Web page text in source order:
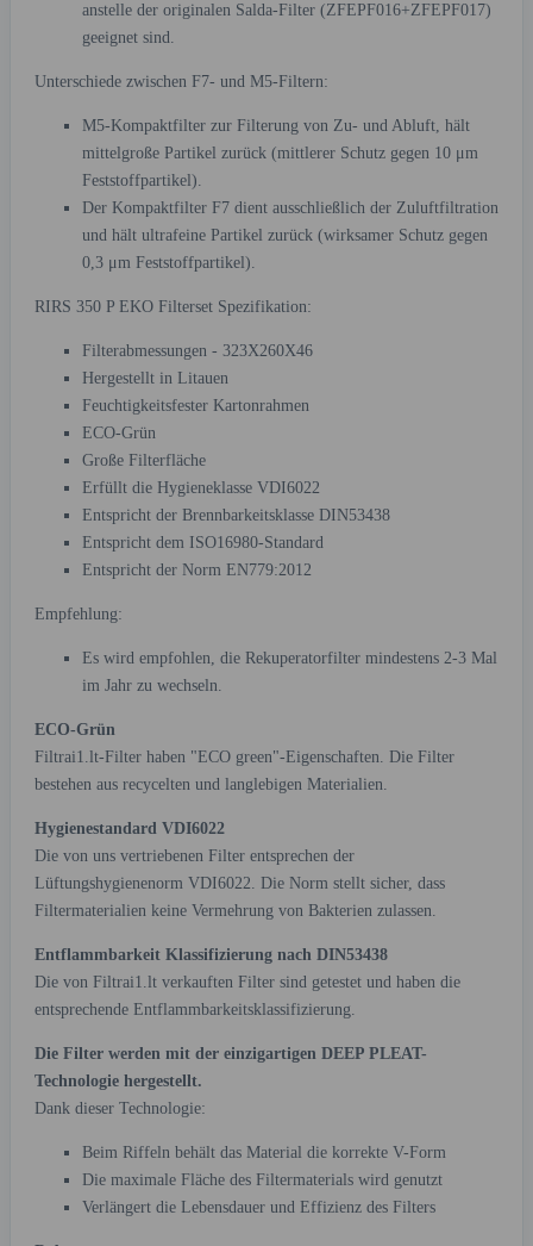
anstelle der originalen Salda-Filter (ZFEPF016+ZFEPF017)
geeignet sind.
Unterschiede zwischen F7- und M5-Filtern:
M5-Kompaktfilter zur Filterung von Zu- und Abluft, hält
mittelgroße Partikel zurück (mittlerer Schutz gegen 10 μm
Feststoffpartikel).
Der Kompaktfilter F7 dient ausschließlich der Zuluftfiltration
und hält ultrafeine Partikel zurück (wirksamer Schutz gegen
0,3 μm Feststoffpartikel).
RIRS 350 P EKO Filterset Spezifikation:
Filterabmessungen - 323X260X46
Hergestellt in Litauen
Feuchtigkeitsfester Kartonrahmen
ECO-Grün
Große Filterfläche
Erfüllt die Hygieneklasse VDI6022
Entspricht der Brennbarkeitsklasse DIN53438
Entspricht dem ISO16980-Standard
Entspricht der Norm EN779:2012
Empfehlung:
Es wird empfohlen, die Rekuperatorfilter mindestens 2-3 Mal
im Jahr zu wechseln.
ECO-Grün
Filtrai1.lt-Filter haben "ECO green"-Eigenschaften. Die Filter
bestehen aus recycelten und langlebigen Materialien.
Hygienestandard VDI6022
Die von uns vertriebenen Filter entsprechen der
Lüftungshygienenorm VDI6022. Die Norm stellt sicher, dass
Filtermaterialien keine Vermehrung von Bakterien zulassen.
Entflammbarkeit Klassifizierung nach DIN53438
Die von Filtrai1.lt verkauften Filter sind getestet und haben die
entsprechende Entflammbarkeitsklassifizierung.
Die Filter werden mit der einzigartigen DEEP PLEAT-
Technologie hergestellt.
Dank dieser Technologie:
Beim Riffeln behält das Material die korrekte V-Form
Die maximale Fläche des Filtermaterials wird genutzt
Verlängert die Lebensdauer und Effizienz des Filters